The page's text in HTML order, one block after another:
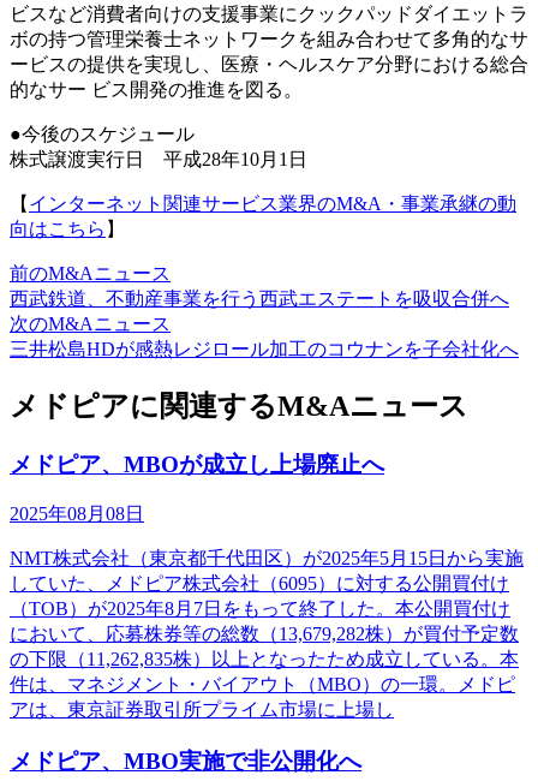
ビスなど消費者向けの支援事業にクックパッドダイエットラ
ボの持つ管理栄養士ネットワークを組み合わせて多角的なサ
ービスの提供を実現し、医療・ヘルスケア分野における総合
的なサー ビス開発の推進を図る。
●今後のスケジュール
株式譲渡実行日 平成28年10月1日
【 インターネット関連サービス業界のM&A・事業承継の動
向はこちら 】
前のM&Aニュース
西武鉄道、不動産事業を行う西武エステートを吸収合併へ
次のM&Aニュース
三井松島HDが感熱レジロール加工のコウナンを子会社化へ
メドピアに関連するM&Aニュース
メドピア、MBOが成立し上場廃止へ
2025年08月08日
NMT株式会社（東京都千代田区）が2025年5月15日から実施
していた、メドピア株式会社（6095）に対する公開買付け
（TOB）が2025年8月7日をもって終了した。本公開買付け
において、応募株券等の総数（13,679,282株）が買付予定数
の下限（11,262,835株）以上となったため成立している。本
件は、マネジメント・バイアウト（MBO）の一環。メドピ
アは、東京証券取引所プライム市場に上場し
メドピア、MBO実施で非公開化へ